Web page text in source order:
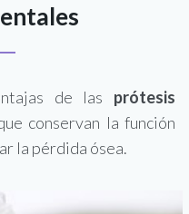
de las prótesis
conservan la función
la pérdida ósea.